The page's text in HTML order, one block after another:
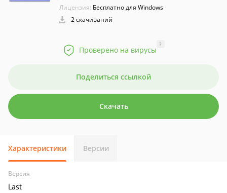
Лицензия: Бесплатно для Windows
2 скачиваний
Проверено на вирусы
?
Поделиться ссылкой
Скачать
Характеристики Версии
Версия
Last